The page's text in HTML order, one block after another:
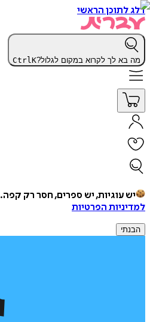
דלג לתוכן הראשי
מה בא לך לקרוא במקום לגלול? CtrlK
יש עוגיות, יש ספרים, חסר רק קפה.
למדיניות הפרטיות
הבנתי